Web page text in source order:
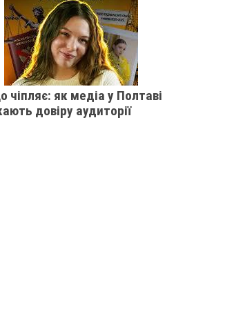
чіпляє: як медіа у Полтаві
довіру аудиторії